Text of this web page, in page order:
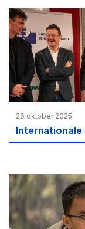
26 oktober 2025
Internationale